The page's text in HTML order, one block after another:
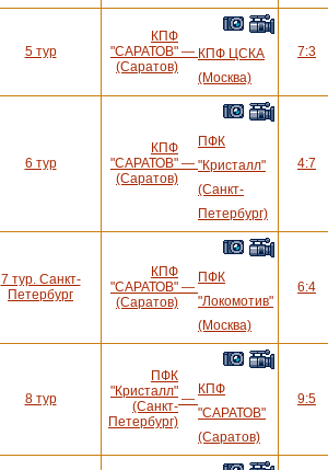
5 тур
КПФ
"САРАТОВ"
(Саратов)
— КПФ ЦСКА
(Москва)
7:3
6 тур
КПФ
"САРАТОВ"
(Саратов)
—
ПФК
"Кристалл"
(Санкт-
Петербург)
4:7
7 тур. Санкт-
Петербург
КПФ
"САРАТОВ"
(Саратов)
—
ПФК
"Локомотив"
(Москва)
6:4
8 тур
ПФК
"Кристалл"
(Санкт-
Петербург)
—
КПФ
"САРАТОВ"
(Саратов)
9:5